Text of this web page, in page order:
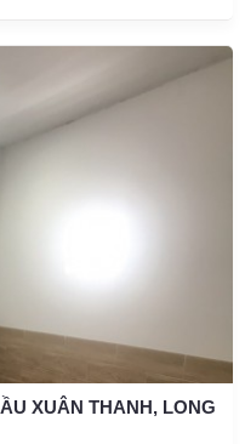
XUÂN THANH, LONG